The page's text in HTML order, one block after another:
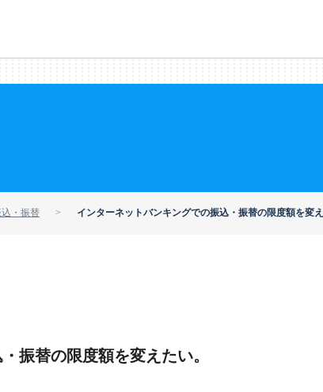
・振替 インターネットバンキングでの振込・振替の限度額を変
振替の限度額を変えたい。